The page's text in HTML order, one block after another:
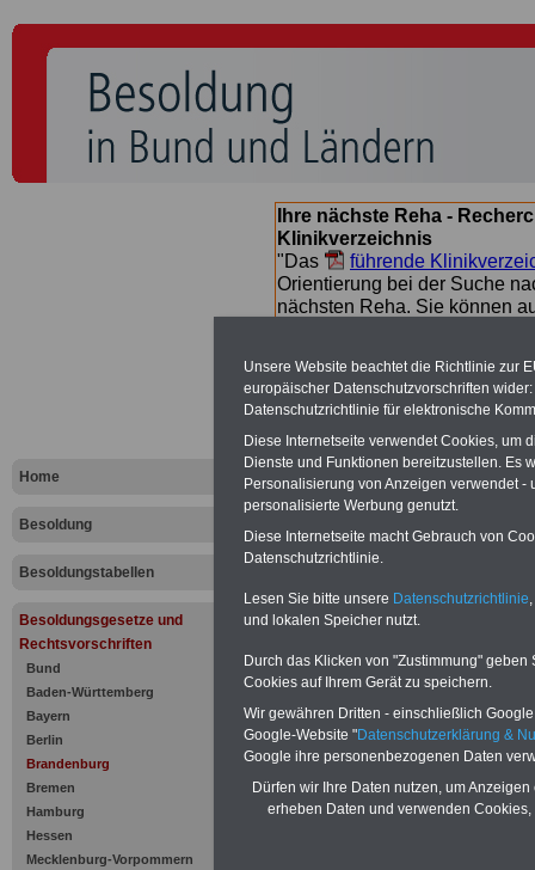
Home
Besoldung
Besoldungstabellen
Besoldungsgesetze und
Rechtsvorschriften
Bund
Baden-Württemberg
Bayern
Berlin
Brandenburg
Bremen
Hamburg
Hessen
Mecklenburg-Vorpommern
Ihre nächste Reha -
Klinikverzeichnis
"Das
führende
Orientierung bei der Suche
nächsten Reha. Sie können
Landes
Unsere Website beachtet die Richtlinie zur
europäischer Datenschutzvorschriften
Datenschutzrichtlinie für elektronische
Diese Internetseite verwendet Cookies, um
Dienste und Funktionen bereitzustellen. Es
Personalisierung von Anzeigen verwendet
personalisierte Werbung genutzt.
Diese Internetseite macht Gebrauch von
Datenschutzrichtlinie.
Lesen Sie bitte unsere Datenschutzrichtlinie
und lokalen Speicher nutzt.
Durch das Klicken von "Zustimmung"
Cookies auf Ihrem Gerät zu speichern.
Wir gewähren Dritten - einschließlich
Google-Website "Datenschutzerklärung &
Google ihre personenbezogenen Daten
Dürfen wir Ihre Daten nutzen, um
erheben Daten und verwenden